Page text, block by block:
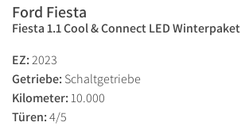
Ford Fiesta
Fiesta 1.1 Cool & Connect LED Winterpaket
EZ:2023
Getriebe: Schaltgetriebe
Kilometer: 10.000
Türen:4/5